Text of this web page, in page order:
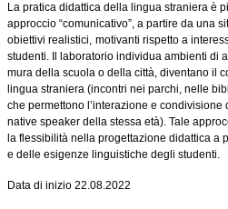
La pratica didattica della lingua straniera è
approccio “comunicativo”, a partire da una
obiettivi realistici, motivanti rispetto a
studenti.
Il laboratorio individua ambienti di
mura della scuola o della città, diventano il
lingua straniera (incontri nei parchi, nelle
che permettono l’interazione e condivisione
native speaker della stessa età). Tale
la flessibilità nella progettazione didattica a
e delle esigenze linguistiche degli studenti.
Data di inizio 22.08.2022